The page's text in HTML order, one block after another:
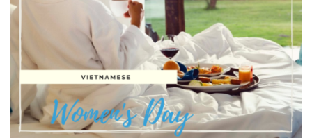
Dịch vụ Cưới và Sự kiện
Dịch vụ giải trí và trải nghiệm
Dịch vụ lưu trú